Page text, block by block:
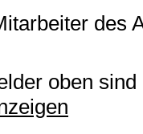
des
oben